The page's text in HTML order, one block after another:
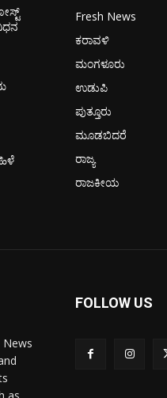
Fresh News
ಕರಾವಳಿ
ಮಂಗಳೂರು
ಉಡುಪಿ
ಪುತ್ತೂರು
ಮೂಡಬಿದರೆ
ರಾಜ್ಯ
ರಾಜಕೀಯ
News
FOLLOW US